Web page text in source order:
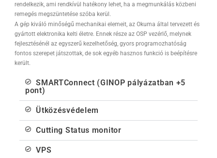
rendelkezik, ami rendkívül hatékony lehet, ha a megmunkálás közbeni
remegés megszüntetése szóba kerül.
A gép kiváló minőségű mechanikai elemeit, az Okuma által tervezett és
gyártott elektronika kelti életre. Ennek része az OSP vezérlő, melynek
fejlesztésénél az egyszerű kezelhetőség, gyors programozhatóság
fontos szerepet játszottak, de sok egyéb hasznos funkció is beépítésre
került.
SMARTConnect (GINOP pályázatban +5
pont)
Ütközésvédelem
Cutting Status monitor
VPS